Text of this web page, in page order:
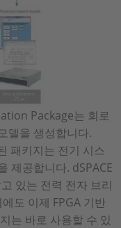
Package는 회로
델을 생성합니다.
패키지는 전기 시스
제공합니다. dSPACE
있는 전력 전자 브리
도 이제 FPGA 기반
는 바로 사용할 수 있